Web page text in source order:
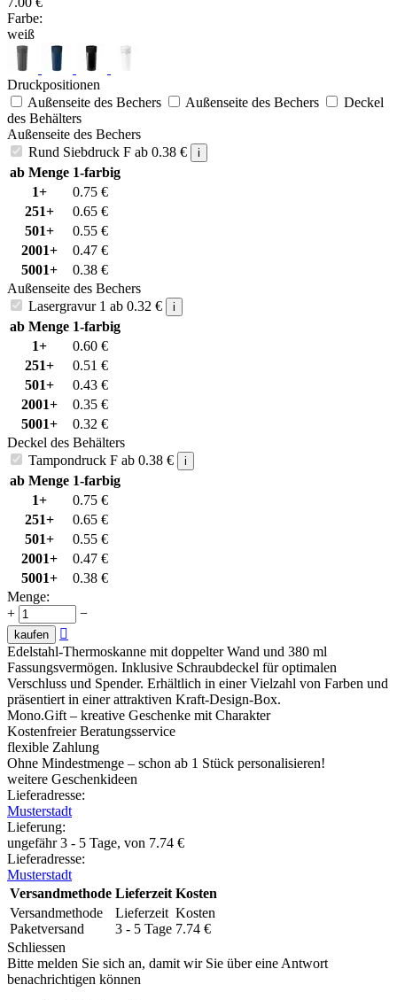
Farbe:
weiß
Druckpositionen
Außenseite des Bechers
Außenseite des Bechers
Deckel
des Behälters
Außenseite des Bechers
Rund Siebdruck F ab 0.38 € i
ab Menge 1-farbig
1+
0.75 €
251+
0.65 €
501+
0.55 €
2001+
0.47 €
5001+
0.38 €
Außenseite des Bechers
Lasergravur 1 ab 0.32 € i
ab Menge 1-farbig
1+
0.60 €
251+
0.51 €
501+
0.43 €
2001+
0.35 €
5001+
0.32 €
Deckel des Behälters
Tampondruck F ab 0.38 € i
ab Menge 1-farbig
1+
0.75 €
251+
0.65 €
501+
0.55 €
2001+
0.47 €
5001+
0.38 €
Menge:
+
−
kaufen

Edelstahl-Thermoskanne mit doppelter Wand und 380 ml
Fassungsvermögen. Inklusive Schraubdeckel für optimalen
Verschluss und Spender. Erhältlich in einer Vielzahl von Farben und
präsentiert in einer attraktiven Kraft-Design-Box.
Mono.Gift – kreative Geschenke mit Charakter
Kostenfreier Beratungsservice
flexible Zahlung
Ohne Mindestmenge – schon ab 1 Stück personalisieren!
weitere Geschenkideen
Lieferadresse:
Musterstadt
Lieferung:
ungefähr 3 - 5 Tage, von 7.74 €
Lieferadresse:
Musterstadt
Versandmethode Lieferzeit Kosten
Versandmethode
Paketversand
Lieferzeit
3 - 5 Tage
Kosten
7.74 €
Schliessen
Bitte melden Sie sich an, damit wir Sie über eine Antwort
benachrichtigen können